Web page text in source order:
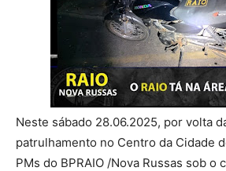
Neste sábado 28.06.2025, por volta
patrulhamento no Centro da Cidade
PMs do BPRAIO /Nova Russas sob o